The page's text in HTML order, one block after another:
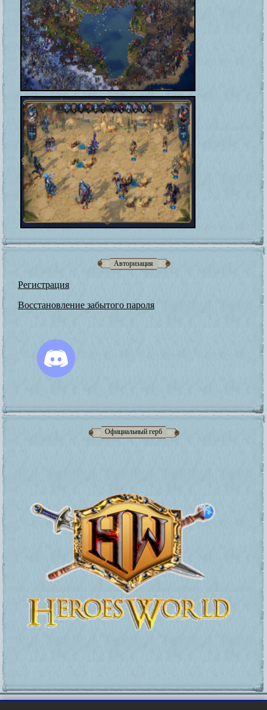
Авторизация
Регистрация
Восстановление забытого пароля
Официальный герб